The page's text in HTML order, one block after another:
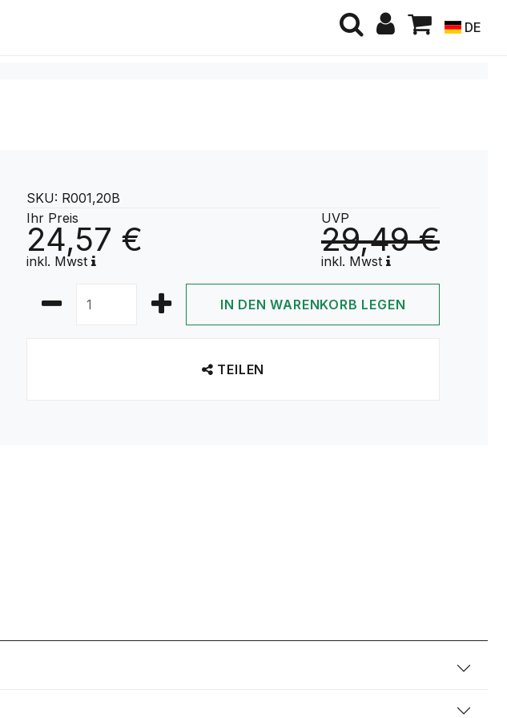
DE
SKU: R001,20B
Ihr Preis
24,57 €
inkl. Mwst
UVP
29,49 €
inkl. Mwst
IN DEN WARENKORB LEGEN
TEILEN